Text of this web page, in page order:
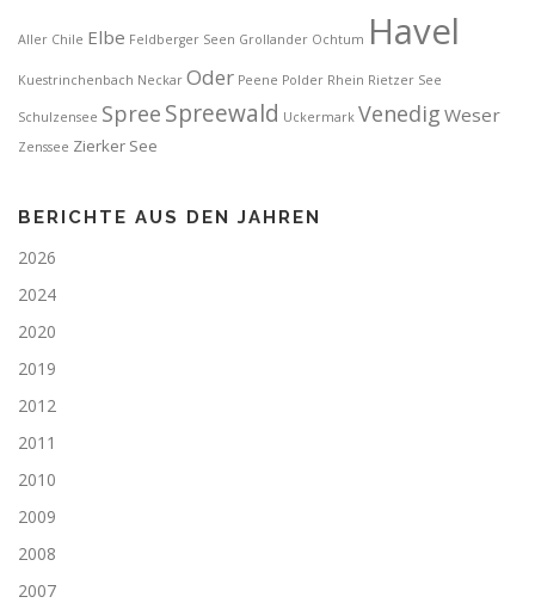
Aller Chile Elbe Feldberger Seen Grollander Ochtum Havel
Kuestrinchenbach Neckar Oder Peene Polder Rhein Rietzer See
Schulzensee Spree Spreewald Uckermark Venedig Weser
Zenssee Zierker See
BERICHTE AUS DEN JAHREN
2026
2024
2020
2019
2012
2011
2010
2009
2008
2007